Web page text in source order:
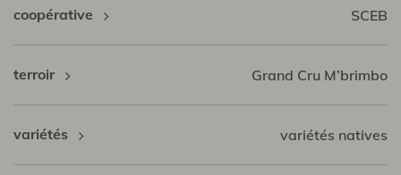
coopérative SCEB
terroir Grand Cru M’brimbo
variétés variétés natives